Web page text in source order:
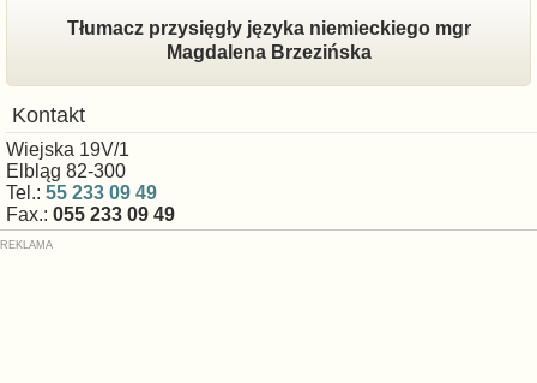
Tłumacz przysięgły języka niemieckiego mgr
Magdalena Brzezińska
Kontakt
Wiejska 19V/1
Elbląg 82-300
Tel.: 55 233 09 49
Fax.: 055 233 09 49